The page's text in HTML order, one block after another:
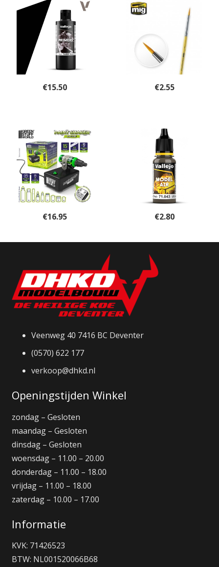
€15.50 €2.55
€16.95 €2.80
Veenweg 40 7416 BC Deventer
(0570) 622 177
verkoop@dhkd.nl
Openingstijden Winkel
zondag – Gesloten
maandag – Gesloten
dinsdag – Gesloten
woensdag – 11.00 – 20.00
donderdag – 11.00 – 18.00
vrijdag – 11.00 – 18.00
zaterdag – 10.00 – 17.00
Informatie
KVK: 71426523
BTW: NL001520066B68